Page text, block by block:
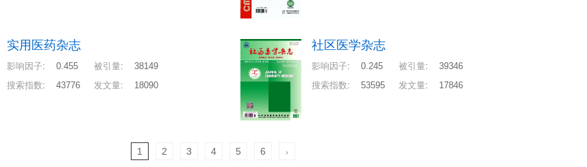
实用医药杂志
影响因子: 0.455 被引量:
38149
搜索指数: 43776 发文量: 18090
社区医学杂志
影响因子: 0.245 被引量:
39346
搜索指数: 53595 发文量: 17846
1 2 3 4 5 6 